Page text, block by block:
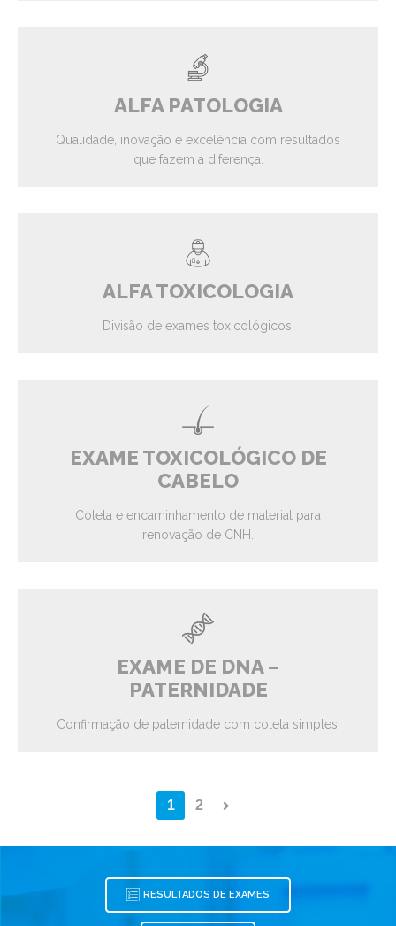
ALFA PATOLOGIA
Qualidade, inovação e excelência com resultados
que fazem a diferença.
ALFA TOXICOLOGIA
Divisão de exames toxicológicos.
EXAME TOXICOLÓGICO DE
CABELO
Coleta e encaminhamento de material para
renovação de CNH.
EXAME DE DNA –
PATERNIDADE
Confirmação de paternidade com coleta simples.
1 2
RESULTADOS DE EXAMES